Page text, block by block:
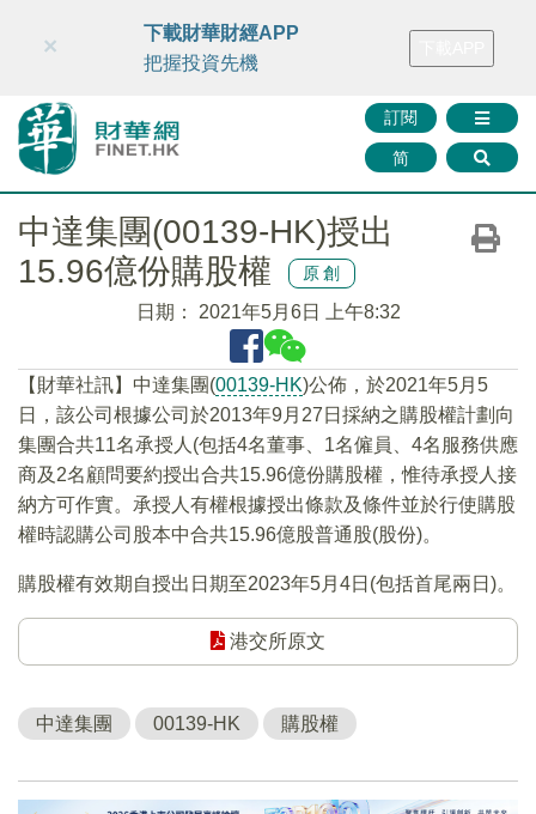
財華智庫網 FINTV FINMETA 財華證券 媒體矩陣
訂閱
简
×
下載財華財經APP
把握投資先機
中達集團(00139-HK)授出
15.96億份購股權
原創
日期： 2021年5月6日 上午8:32
【財華社訊】中達集團(00139-HK)公佈，於2021年5月5
日，該公司根據公司於2013年9月27日採納之購股權計劃向
集團合共11名承授人(包括4名董事、1名僱員、4名服務供應
商及2名顧問要約授出合共15.96億份購股權，惟待承授人接
納方可作實。承授人有權根據授出條款及條件並於行使購股
權時認購公司股本中合共15.96億股普通股(股份)。
購股權有效期自授出日期至2023年5月4日(包括首尾兩日)。
港交所原文
中達集團 00139-HK 購股權